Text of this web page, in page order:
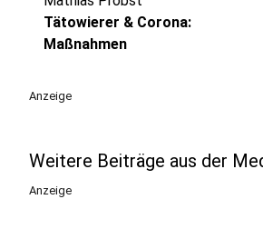
Tätowierer & Corona:
Maßnahmen
Anzeige
Weitere Beiträge aus der
Anzeige